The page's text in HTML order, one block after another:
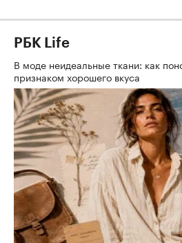
РБК Life
В моде неидеальные ткани: как
признаком хорошего вкуса